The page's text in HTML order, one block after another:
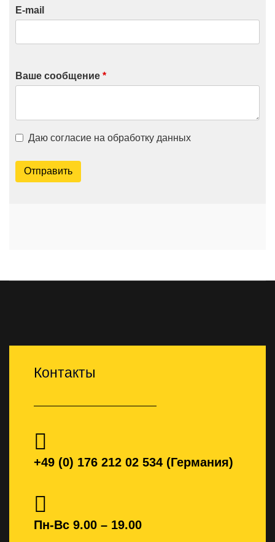
E-mail
Ваше сообщение *
Даю согласие на обработку данных
Отправить
Контакты
+49 (0) 176 212 02 534 (Германия)
Пн-Вс 9.00 – 19.00